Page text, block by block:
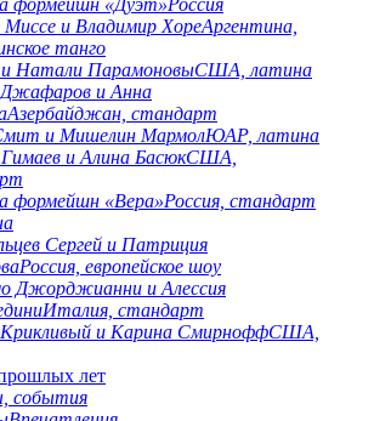
формейшн «Дуэт»Россия
и Владимир ХореАргентина,
танго
и Натали ПарамоновыСША, латина
Джафаров и Анна
Азербайджан, стандарт
и Мишелин МармолЮАР, латина
и Алина БасюкСША,
формейшн «Вера»Россия, стандарт
Сергей и Патриция
Россия, европейское шоу
Джорджианни и Алессия
Италия, стандарт
Крикливый и Карина СмирноффСША,
лет
события